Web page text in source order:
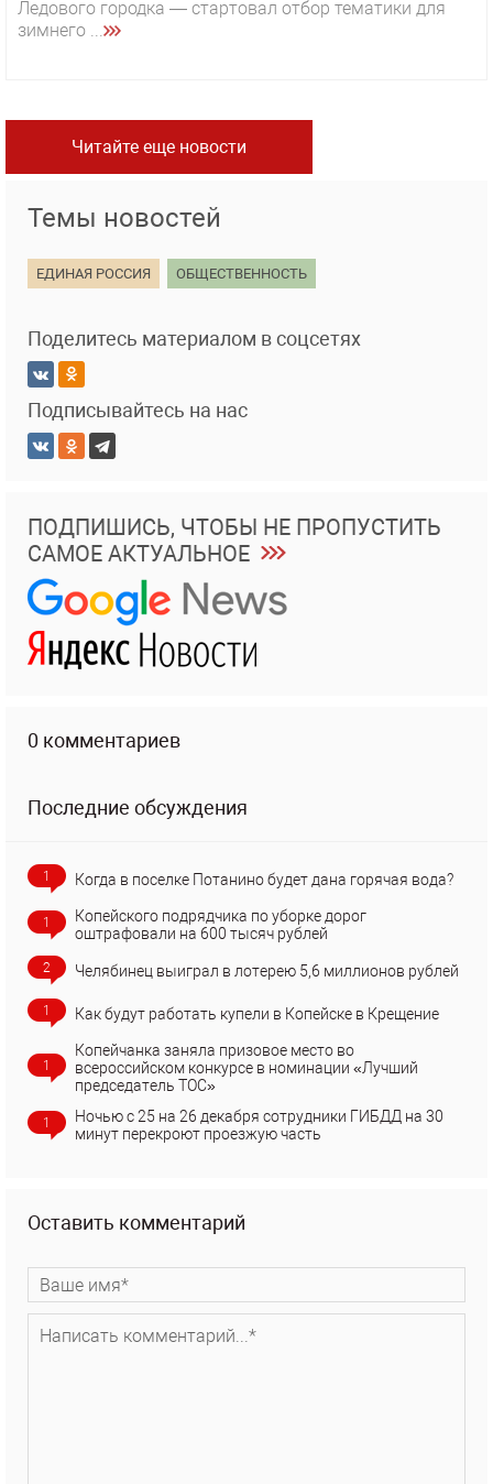
Ледового городка — стартовал отбор тематики для
зимнего ...
Читайте еще новости
Темы новостей
ЕДИНАЯ РОССИЯ ОБЩЕСТВЕННОСТЬ
Поделитесь материалом в соцсетях
Подписывайтесь на нас
ПОДПИШИСЬ, ЧТОБЫ НЕ ПРОПУСТИТЬ
САМОЕ АКТУАЛЬНОЕ
0 комментариев
Последние обсуждения
1 Когда в поселке Потанино будет дана горячая вода?
1
Копейского подрядчика по уборке дорог
оштрафовали на 600 тысяч рублей
2 Челябинец выиграл в лотерею 5,6 миллионов рублей
1 Как будут работать купели в Копейске в Крещение
1
Копейчанка заняла призовое место во
всероссийском конкурсе в номинации «Лучший
председатель ТОС»
1
Ночью с 25 на 26 декабря сотрудники ГИБДД на 30
минут перекроют проезжую часть
Оставить комментарий